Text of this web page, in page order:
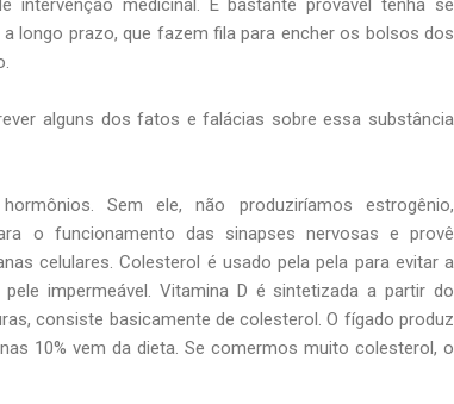
longo prazo, que fazem fila para encher os bolsos dos
alguns dos fatos e falácias sobre essa substância
Sem ele, não produziríamos estrogênio,
o funcionamento das sinapses nervosas e provê
celulares. Colesterol é usado pela pela para evitar a
impermeável. Vitamina D é sintetizada a partir do
consiste basicamente de colesterol. O fígado produz
10% vem da dieta. Se comermos muito colesterol, o